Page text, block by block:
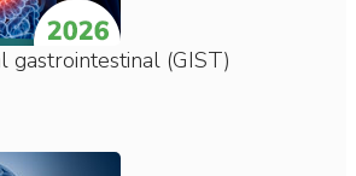
gastrointestinal (GIST)